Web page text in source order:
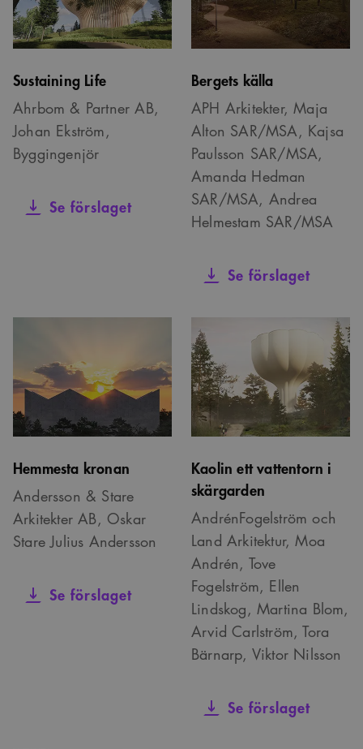
Sustaining Life
Ahrbom & Partner AB,
Johan Ekström,
Byggingenjör
Se förslaget
Bergets källa
APH Arkitekter, Maja
Alton SAR/MSA, Kajsa
Paulsson SAR/MSA,
Amanda Hedman
SAR/MSA, Andrea
Helmestam SAR/MSA
Se förslaget
Hemmesta kronan
Andersson & Stare
Arkitekter AB, Oskar
Stare Julius Andersson
Se förslaget
Kaolin ett vattentorn i
skärgarden
AndrénFogelström och
Land Arkitektur, Moa
Andrén, Tove
Fogelström, Ellen
Lindskog, Martina Blom,
Arvid Carlström, Tora
Bärnarp, Viktor Nilsson
Se förslaget
webbplatser; den kan
också avgöra om
webbplatsbesökaren
använder den nya
eller gamla versionen
Square SaaS
.arkitekt.se
minuter
sekunder
sessionskaka. Detta är
en mönstertypskaka
där ett slumpmässigt
13-siffrigt nummer
läggs till prefixet